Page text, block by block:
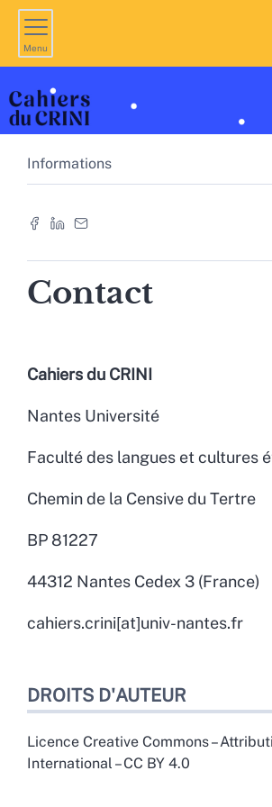
Menu
Informations
Contact
Cahiers du CRINI
Nantes Université
Faculté des langues et cultures
Chemin de la Censive du Tertre
BP 81227
44312 Nantes Cedex 3 (France)
cahiers.crini[at]univ-nantes.fr
DROITS D'AUTEUR
Licence Creative Commons –
International – CC BY 4.0